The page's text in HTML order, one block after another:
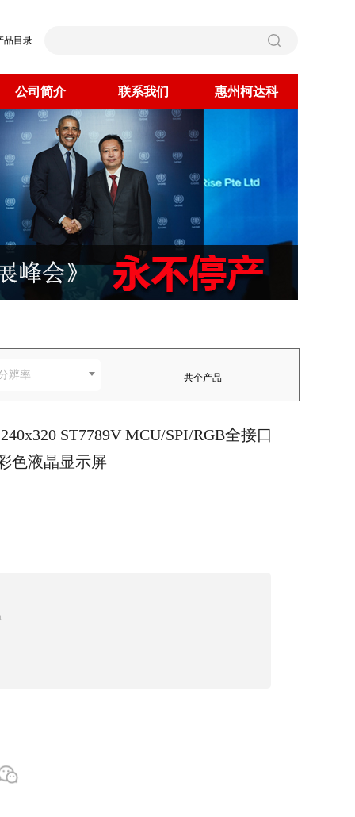
品目录
公司简介 联系我们 惠州柯达科
辨率 共个产品
ST7789V MCU/SPI/RGB全接口
色液晶显示屏